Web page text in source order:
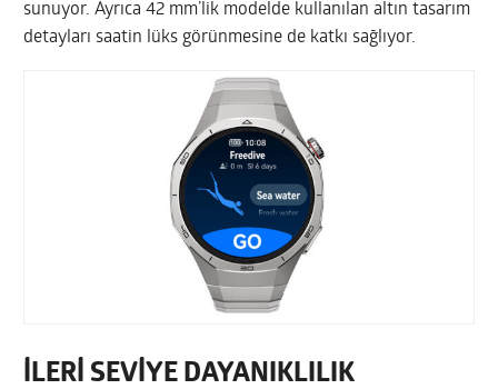
sunuyor. Ayrıca 42 mm’lik modelde kullanılan altın tasarım
detayları saatin lüks görünmesine de katkı sağlıyor.
İLERİ SEVİYE DAYANIKLILIK